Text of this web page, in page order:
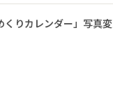
くりカレンダー」写真